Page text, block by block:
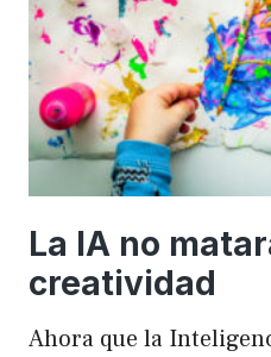
para
mejorar
el
y
el
SEO
La IA no
creatividad
Ahora que la